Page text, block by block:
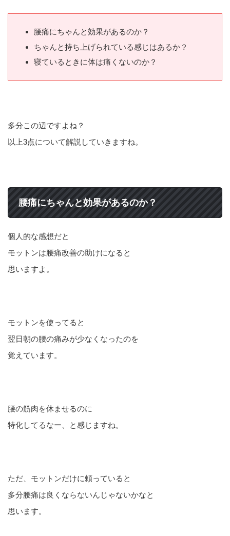
腰痛にちゃんと効果があるのか？
ちゃんと持ち上げられている感じはあるか？
寝ているときに体は痛くないのか？
多分この辺ですよね？
以上3点について解説していきますね。
腰痛にちゃんと効果があるのか？
個人的な感想だと
モットンは腰痛改善の助けになると
思いますよ。
モットンを使ってると
翌日朝の腰の痛みが少なくなったのを
覚えています。
腰の筋肉を休ませるのに
特化してるなー、と感じますね。
ただ、モットンだけに頼っていると
多分腰痛は良くならないんじゃないかなと
思います。